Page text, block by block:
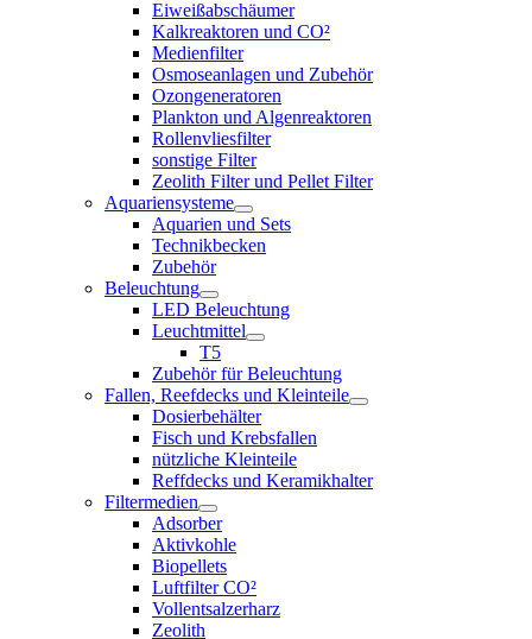
Eiweißabschäumer
Kalkreaktoren und CO²
Medienfilter
Osmoseanlagen und Zubehör
Ozongeneratoren
Plankton und Algenreaktoren
Rollenvliesfilter
sonstige Filter
Zeolith Filter und Pellet Filter
Aquariensysteme
Aquarien und Sets
Technikbecken
Zubehör
Beleuchtung
LED Beleuchtung
Leuchtmittel
T5
Zubehör für Beleuchtung
Fallen, Reefdecks und Kleinteile
Dosierbehälter
Fisch und Krebsfallen
nützliche Kleinteile
Reffdecks und Keramikhalter
Filtermedien
Adsorber
Aktivkohle
Biopellets
Luftfilter CO²
Vollentsalzerharz
Zeolith